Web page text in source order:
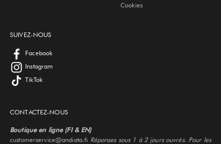
Cookies
SUIVEZ-NOUS
Facebook
Instagram
TikTok
CONTACTEZ-NOUS
Boutique en ligne (FI & EN)
customerservice@andiata.fi Réponses sous 1 à 2 jours ouvrés. Pour les